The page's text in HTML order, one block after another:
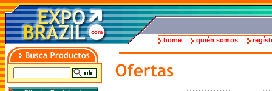
home quién somos